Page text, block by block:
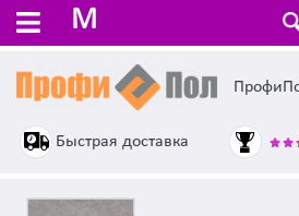
M
Быстрая доставка